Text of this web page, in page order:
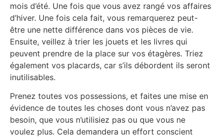
mois d’été. Une fois que vous avez rangé vos affaires
d’hiver. Une fois cela fait, vous remarquerez peut-
être une nette différence dans vos pièces de vie.
Ensuite, veillez à trier les jouets et les livres qui
peuvent prendre de la place sur vos étagères. Triez
également vos placards, car s’ils débordent ils seront
inutilisables.
Prenez toutes vos possessions, et faites une mise en
évidence de toutes les choses dont vous n’avez pas
besoin, que vous n’utilisiez pas ou que vous ne
voulez plus. Cela demandera un effort conscient